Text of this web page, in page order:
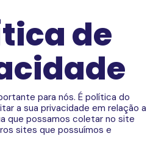
de
para nós. É política do
a sua privacidade em relação a
que possamos coletar no site
sites que possuímos e